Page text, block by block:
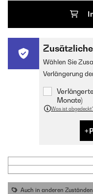
Wählen Sie
Verlängerung
Monate)
Was ist
Auch in anderen